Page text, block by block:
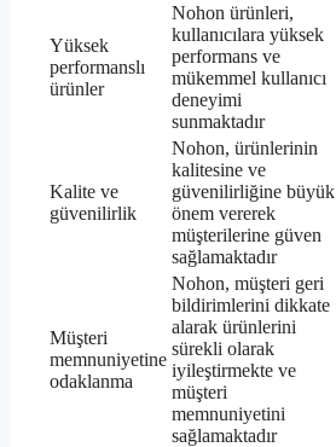
Yüksek
performanslı
ürünler
Nohon ürünleri,
kullanıcılara yüksek
performans ve
mükemmel kullanıcı
deneyimi
sunmaktadır
Kalite ve
güvenilirlik
Nohon, ürünlerinin
kalitesine ve
güvenilirliğine büyük
önem vererek
müşterilerine güven
sağlamaktadır
Müşteri
memnuniyetine
odaklanma
Nohon, müşteri geri
bildirimlerini dikkate
alarak ürünlerini
sürekli olarak
iyileştirmekte ve
müşteri
memnuniyetini
sağlamaktadır